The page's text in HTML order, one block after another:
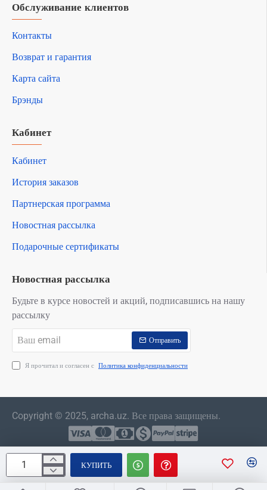
КУПИТЬ
Обслуживание клиентов
Контакты
Возврат и гарантия
Карта сайта
Брэнды
Кабинет
Кабинет
История заказов
Партнерская программа
Новостная рассылка
Подарочные сертификаты
Новостная рассылка
Будьте в курсе новостей и акций, подписавшись на нашу
рассылку
email
Отправить
Я прочитал и согласен с Политика конфиденциальности
Copyright © 2025, archa.uz. Все права защищены.